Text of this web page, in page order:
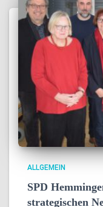
ALLGEMEIN
SPD
strategischen